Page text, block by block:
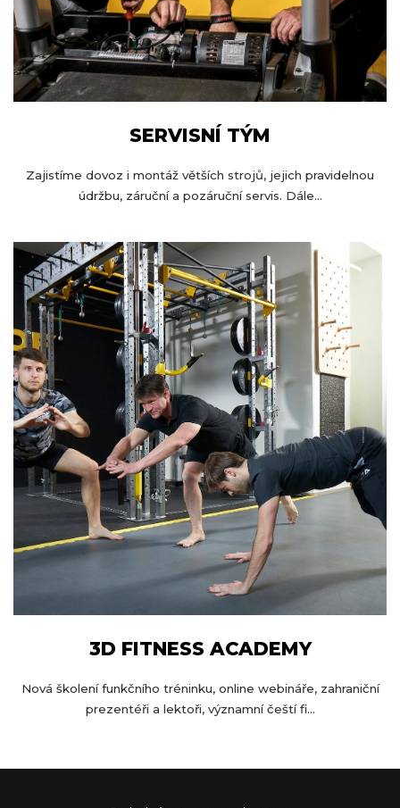
SERVISNÍ TÝM
Zajistíme dovoz i montáž větších strojů, jejich pravidelnou
údržbu, záruční a pozáruční servis. Dále...
3D FITNESS ACADEMY
Nová školení funkčního tréninku, online webináře, zahraniční
prezentéři a lektoři, významní čeští fi...
Z